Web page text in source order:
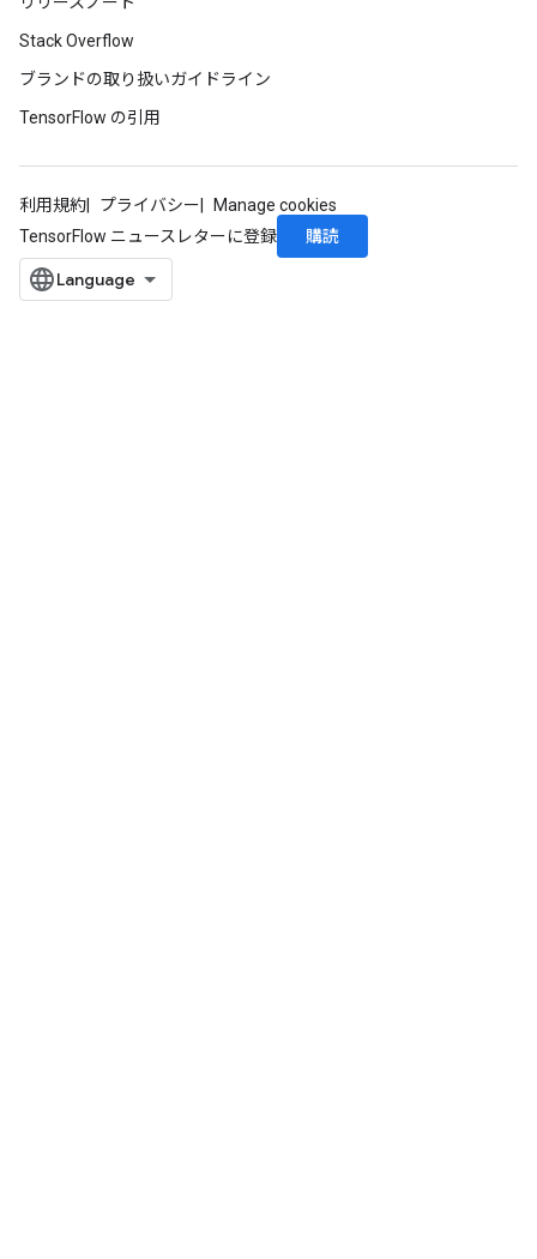
Stack Overflow
ブランドの取り扱いガイドライン
TensorFlow の引用
利用規約 プライバシー
Manage cookies
TensorFlow ニュースレターに登録
購読